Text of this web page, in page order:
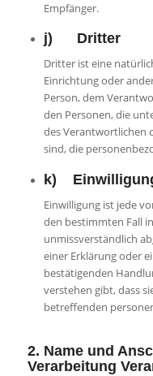
Empfänger.
j) Dritter
Dritter ist eine
Einrichtung oder
Person, dem
den Personen, die
des Verantwortlichen
sind, die
k)
Einwilligung ist jede
den bestimmten Fall
unmissverständlich
einer Erklärung oder
bestätigenden
verstehen gibt, dass
betreffenden
2. Name und
Verarbeitung